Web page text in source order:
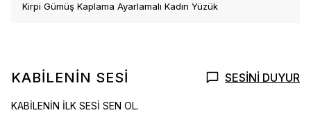
Kirpi Gümüş Kaplama Ayarlamalı Kadın Yüzük
KABİLENİN SESİ SESİNİ DUYUR
KABİLENİN İLK SESİ SEN OL.